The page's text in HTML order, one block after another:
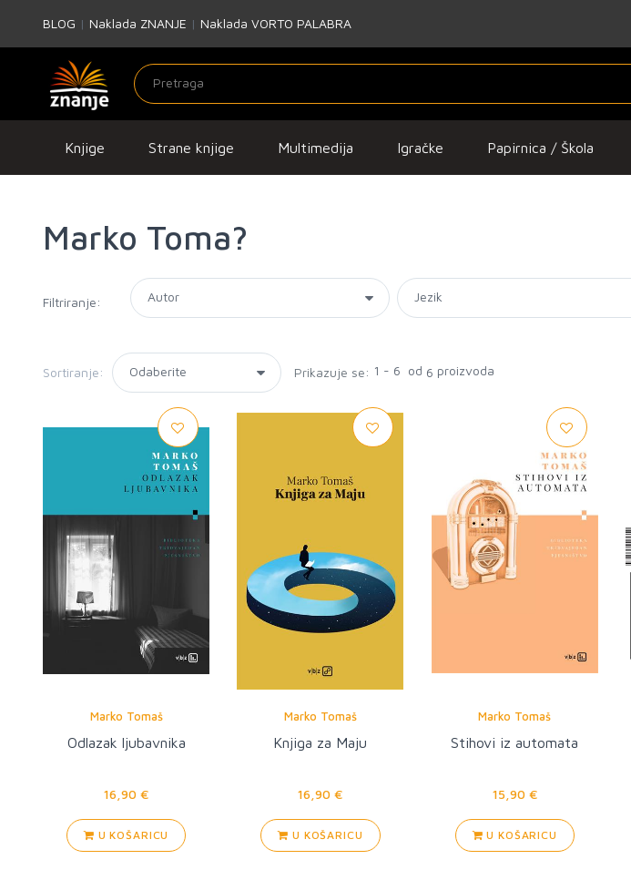
BLOG | Naklada ZNANJE | Naklada VORTO PALABRA
Knjige Strane knjige Multimedija Igračke Papirnica / Škola
Marko Toma?
Filtriranje:
Sortiranje: Prikazuje se: 1 - 6 od 6 proizvoda
Marko Tomaš
Odlazak ljubavnika
16,90 €
U KOŠARICU
Marko Tomaš
Knjiga za Maju
16,90 €
U KOŠARICU
Marko Tomaš
Stihovi iz automata
15,90 €
U KOŠARICU